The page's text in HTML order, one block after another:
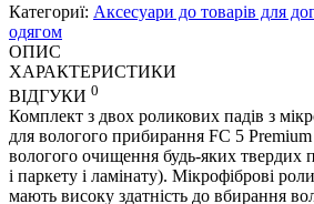
Категориї: Аксесуари до товарів для
одягом
ОПИС
ХАРАКТЕРИСТИКИ
ВІДГУКИ 0
Комплект з двох роликових падів з
для вологого прибирання FC 5
вологого очищення будь-яких твердих
і паркету і ламінату). Мікрофіброві
мають високу здатність до вбирання